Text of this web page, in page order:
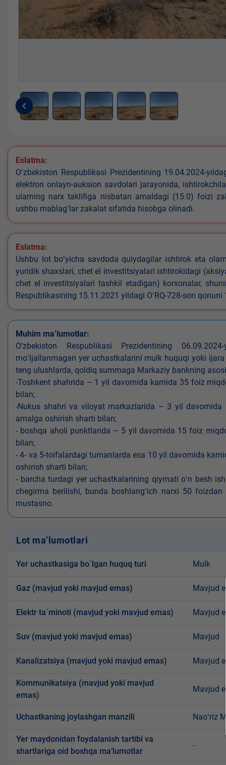
of
5
keyboard_arrow_left
Eslatma:
Oʻzbekiston Respublikasi Prezidentining 19.04.2024-
elektron onlayn-auksion savdolari jarayonida,
ularning narx taklifiga nisbatan amaldagi (15.0) foizi
ushbu mablagʻlar zakalat sifatida hisobga olinadi.
Eslatma:
Ushbu lot boʻyicha savdoda quiydagilar ishtirok eta
yuridik shaxslari, chet el investitsiyalari ishtirokidagi
chet el investitsiyalari tashkil etadigan) korxonalar,
Respublikasining 15.11.2021 yildagi OʻRQ-728-son qonuni
Muhim ma’lumotlar:
O‘zbekiston Respublikasi Prezidentining
moʻljallanmagan yer uchastkalarini mulk huquqi yoki
teng ulushlarda, qoldiq summaga Markaziy bankning
-Toshkent shahrida – 1 yil davomida kamida 35 foiz
bilan;
-Nukus shahri va viloyat markazlarida – 3 yil
amalga oshirish sharti bilan;
- boshqa aholi punktlarida – 5 yil davomida 15 foiz
bilan;
- 4- va 5-toifalardagi tumanlarda esa 10 yil davomida
oshirish sharti bilan;
- barcha turdagi yer uchastkalarining qiymati oʻn besh
chegirma berilishi, bunda boshlangʻich narxi 50
mustasno.
Lot ma’lumotlari
Yer uchastkasiga bo`lgan huquq turi Mulk
Gaz (mavjud yoki mavjud emas) Mavjud
Elektr ta`minoti (mavjud yoki mavjud emas) Mavjud
Suv (mavjud yoki mavjud emas) Mavjud
Kanalizatsiya (mavjud yoki mavjud emas) Mavjud
Kommunikatsiya (mavjud yoki mavjud
emas)
Mavjud
Uchastkaning joylashgan manzili Naoʻriz
Yer maydonidan foydalanish tartibi va
shartlariga oid boshqa ma’lumotlar
-